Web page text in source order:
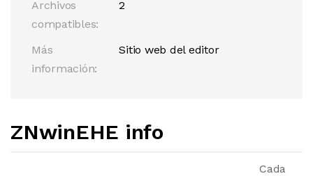
Archivos
compatibles:
2
Más
información:
Sitio web del editor
ZNwinEHE info
Cada